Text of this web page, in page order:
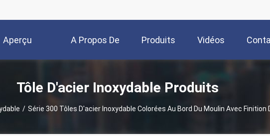
Aperçu A Propos De Produits Vidéos
Tôle D'acier Inoxydable Produits
/ Série 300 Tôles D'acier Inoxydable Colorées Au Bord Du Moulin Avec Finition